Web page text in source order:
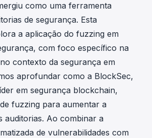
como uma ferramenta
de segurança. Esta
a aplicação do fuzzing em
com foco específico na
contexto da segurança em
aprofundar como a BlockSec,
em segurança blockchain,
fuzzing para aumentar a
auditorias. Ao combinar a
de vulnerabilidades com